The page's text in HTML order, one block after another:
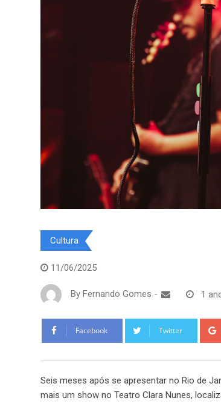
Cultura
11/06/2025
By Fernando Gomes - 1
Facebook Twitter
Seis meses após se apresentar no Rio de
mais um show no Teatro Clara Nunes,